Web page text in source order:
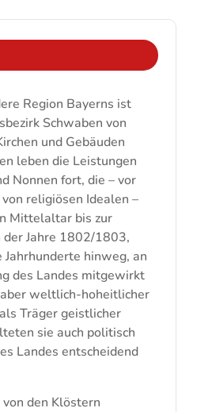
Region Bayerns ist
Schwaben von
und Gebäuden
leben die Leistungen
Nonnen fort, die – vor
religiösen Idealen –
Mittelaltar bis zur
Jahre 1802/1803,
Jahrhunderte hinweg, an
des Landes mitgewirkt
weltlich-hoheitlicher
Träger geistlicher
sie auch politisch
Landes entscheidend
den Klöstern